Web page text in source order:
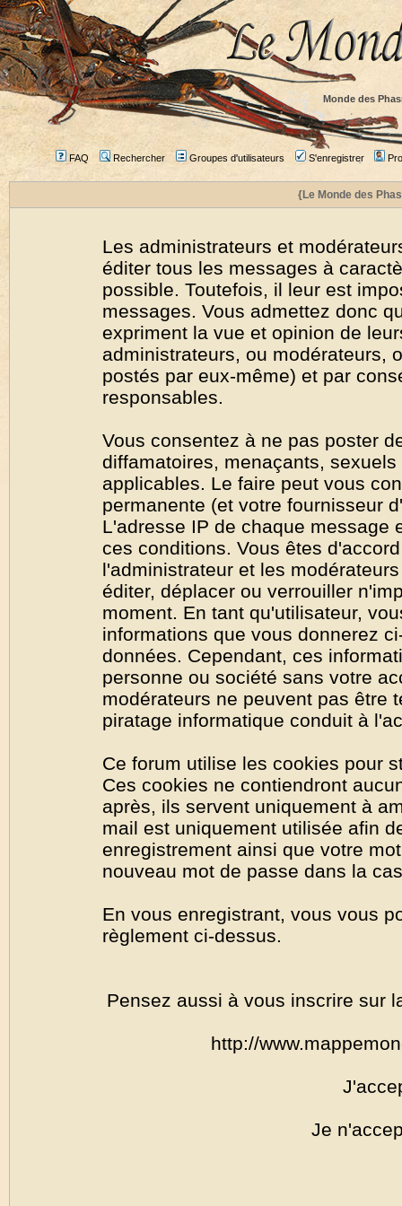
Monde des
FAQ Rechercher Groupes d'utilisateurs S'enregistrer
{Le Monde des
Les administrateurs et
éditer tous les messages à
possible. Toutefois, il leur est
messages. Vous admettez donc
expriment la vue et opinion de
administrateurs, ou modérateurs,
postés par eux-même) et par
responsables.
Vous consentez à ne pas poster
diffamatoires, menaçants,
applicables. Le faire peut vous
permanente (et votre fournisseur
L'adresse IP de chaque message
ces conditions. Vous êtes
l'administrateur et les
éditer, déplacer ou verrouiller
moment. En tant qu'utilisateur,
informations que vous donnerez
données. Cependant, ces
personne ou société sans votre
modérateurs ne peuvent pas être
piratage informatique conduit à
Ce forum utilise les cookies pour
Ces cookies ne contiendront
après, ils servent uniquement à
mail est uniquement utilisée afin
enregistrement ainsi que votre
nouveau mot de passe dans la
En vous enregistrant, vous vous
règlement ci-dessus.
Pensez aussi à vous inscrire sur
http://
Je